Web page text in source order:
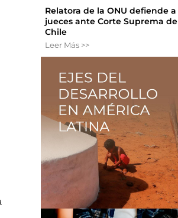
Relatora de la ONU defiende a
jueces ante Corte Suprema de
Chile
Leer Más >>